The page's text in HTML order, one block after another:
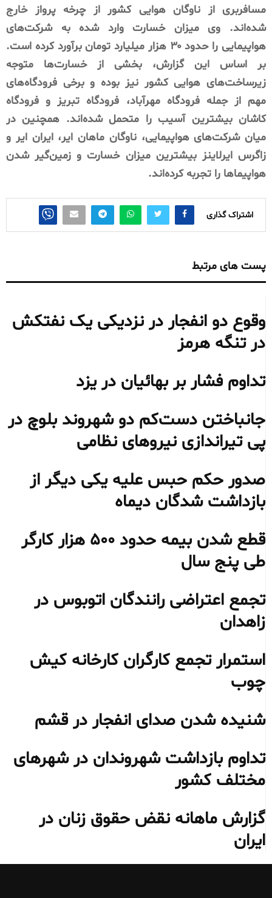
مسافربری از ناوگان هوایی کشور از چرخه پرواز خارج
شده‌اند. وی میزان خسارت وارد شده به شرکت‌های
هواپیمایی را حدود ۳۰ هزار میلیارد تومان برآورد کرده است.
بر اساس این گزارش، بخشی از خسارت‌ها متوجه
زیرساخت‌های هوایی کشور نیز بوده و برخی فرودگاه‌های
مهم از جمله فرودگاه مهرآباد، فرودگاه تبریز و فرودگاه
کاشان بیشترین آسیب را متحمل شده‌اند. همچنین در
میان شرکت‌های هواپیمایی، ناوگان ماهان ایر، ایران ایر و
زاگرس ایرلاینز بیشترین میزان خسارت و زمین‌گیر شدن
هواپیماها را تجربه کرده‌اند.
اشتراک گذاری
پست های مرتبط
وقوع دو انفجار در نزدیکی یک نفتکش
در تنگه هرمز
تداوم فشار بر بهائیان در یزد
جانباختن دست‌کم دو شهروند بلوچ در
پی تیراندازی نیروهای نظامی
صدور حکم حبس علیه یکی دیگر از
بازداشت شدگان دیماه
قطع شدن بیمه حدود ۵۰۰ هزار کارگر
طی پنج سال
تجمع اعتراضی رانندگان اتوبوس در
زاهدان
استمرار تجمع کارگران کارخانه کیش
چوب
شنیده شدن صدای انفجار در قشم
تداوم بازداشت شهروندان در شهرهای
مختلف کشور
گزارش ماهانه نقض حقوق زنان در
ایران